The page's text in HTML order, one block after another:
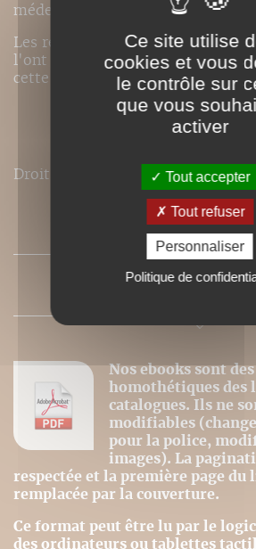
médecine-ball.
Les résultats obtenus auprès de
l'ont en effet convaincu de l'utilité
cette discipline un nouvel élan.
Droits de traduction disponibles
SOMMAIRE
PRESSE
Nos ebooks sont
homothétiques des
catalogues. Ils ne
modifiables
pour la police,
images). La
respectée et la première page du
remplacée par la couverture.
Ce format peut être lu par le
des ordinateurs ou tablettes
Ce site utilise
cookies et vous
le contrôle sur
que vous
activer
Tout accepter
Tout refuser
Personnaliser
Politique de